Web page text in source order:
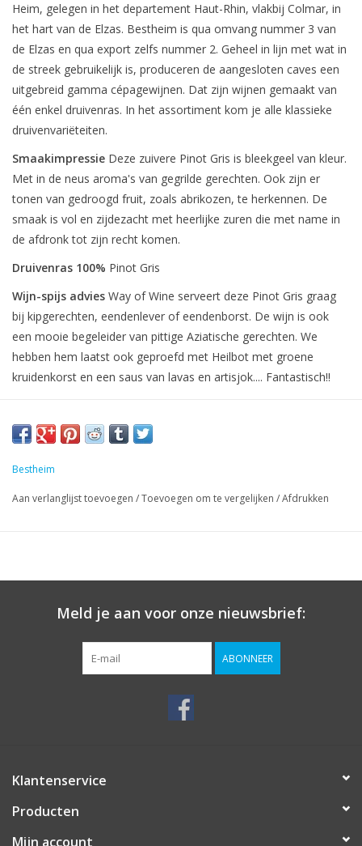
Heim, gelegen in het departement Haut-Rhin, vlakbij Colmar, in
het hart van de Elzas. Bestheim is qua omvang nummer 3 van
de Elzas en qua export zelfs nummer 2. Geheel in lijn met wat in
de streek gebruikelijk is, produceren de aangesloten caves een
uitgebreid gamma cépagewijnen. Dat zijn wijnen gemaakt van
één enkel druivenras. In het assortiment kom je alle klassieke
druivenvariëteiten.
Smaakimpressie Deze zuivere Pinot Gris is bleekgeel van kleur.
Met in de neus aroma's van gegrilde gerechten. Ook zijn er
tonen van gedroogd fruit, zoals abrikozen, te herkennen. De
smaak is vol en zijdezacht met heerlijke zuren die met name in
de afdronk tot zijn recht komen.
Druivenras 100% Pinot Gris
Wijn-spijs advies Way of Wine serveert deze Pinot Gris graag
bij kipgerechten, eendenlever of eendenborst. De wijn is ook
een mooie begeleider van pittige Aziatische gerechten. We
hebben hem laatst ook geproefd met Heilbot met groene
kruidenkorst en een saus van lavas en artisjok.... Fantastisch!!
Bestheim
Aan verlanglijst toevoegen /Toevoegen om te vergelijken /Afdrukken
Meld je aan voor onze nieuwsbrief:
ABONNEER
Klantenservice
Producten
Mijn account